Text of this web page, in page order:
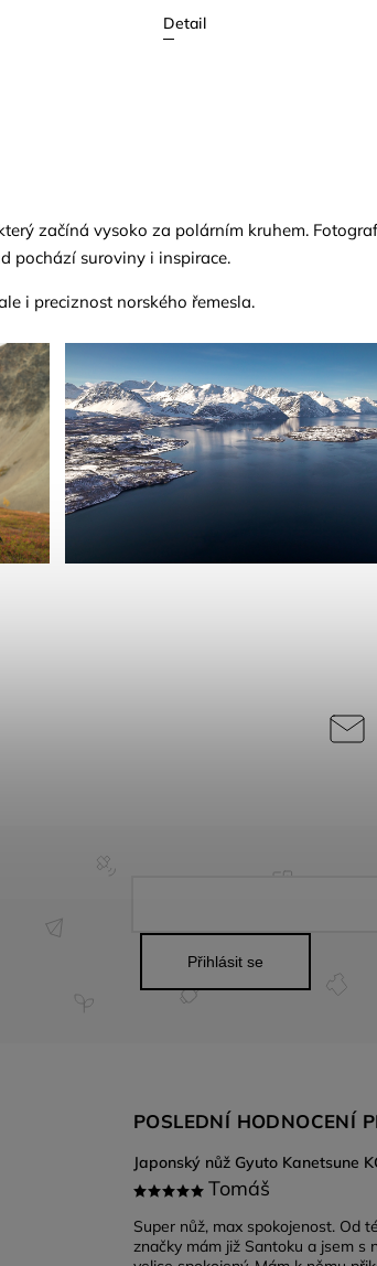
Detail
začíná vysoko za polárním kruhem.
pochází suroviny i inspirace.
i preciznost norského řemesla.
POSLEDNÍ HODNOCENÍ
Tomáš
Super nůž, max spokojenost. Od
značky mám již Santoku a jsem s
Přihlásit se